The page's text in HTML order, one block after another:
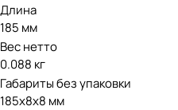
Длина
185 мм
Вес нетто
0.088 кг
Габариты без упаковки
185х8х8 мм